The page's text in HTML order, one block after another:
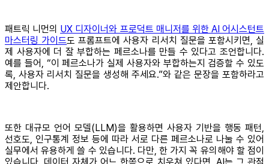
패트릭 니먼의 UX 디자이너와 프로덕트 매니저를 위한 AI 어시스턴트
마스터링 가이드도 프롬프트에 사용자 리서치 질문을 포함시키면, 실
제 사용자에 더 잘 부합하는 페르소나를 만들 수 있다고 조언합니다.
예를 들어, “이 페르소나가 실제 사용자와 부합하는지 검증할 수 있도
록, 사용자 리서치 질문을 생성해 주세요.”와 같은 문장을 포함하라고
제안합니다.
또한 대규모 언어 모델(LLM)을 활용하면 사용자 기반을 행동 패턴,
선호도, 인구통계 정보 등에 따라 서로 다른 페르소나로 나눌 수 있어
실무에서 유용하게 쓸 수 있습니다. 다만, 한 가지 꼭 유의해야 할 점이